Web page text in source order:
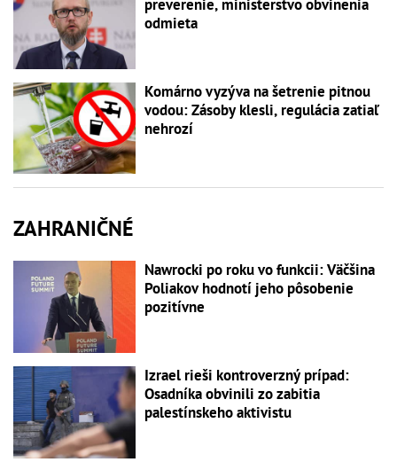
preverenie, ministerstvo obvinenia
odmieta
Komárno vyzýva na šetrenie pitnou
vodou: Zásoby klesli, regulácia zatiaľ
nehrozí
ZAHRANIČNÉ
Nawrocki po roku vo funkcii: Väčšina
Poliakov hodnotí jeho pôsobenie
pozitívne
Izrael rieši kontroverzný prípad:
Osadníka obvinili zo zabitia
palestínskeho aktivistu